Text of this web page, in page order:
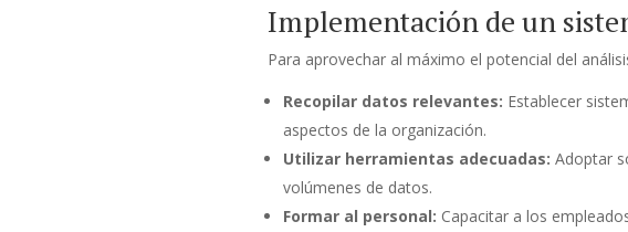
Implementación de un
Para aprovechar al máximo el potencial del
Recopilar datos relevantes: Establecer
aspectos de la organización.
Utilizar herramientas adecuadas: Adoptar
volúmenes de datos.
Formar al personal: Capacitar a los